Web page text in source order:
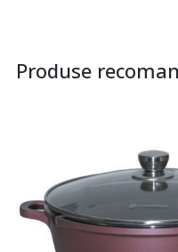
Produse